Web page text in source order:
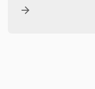
arrow_forward